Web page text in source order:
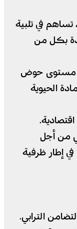
في تلبية
بكل من
على مستوى حوض
الحيوية
من أجل
إطار ظرفية
الترابي.